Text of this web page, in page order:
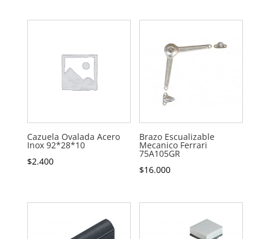
Cazuela Ovalada Acero
Inox 92*28*10
$2.400
Brazo Escualizable
Mecanico Ferrari
75A105GR
$16.000